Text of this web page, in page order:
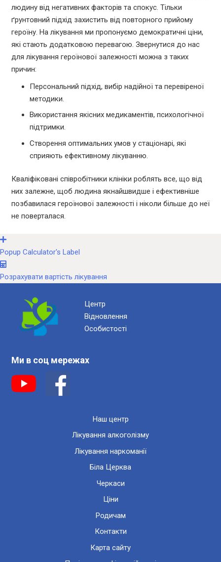
людину від негативних факторів та спокус. Тільки
ґрунтовний підхід захистить від повторного прийому
героїну. На лікування ми пропонуємо демократичні ціни,
які стають додатковою перевагою. Звернутися до нас
для лікування героїнової залежності можна з таких
причин:
Персональний підхід, вибір надійної та перевіреної
методики.
Використання якісних медикаментів, психологічної
підтримки.
Створення оптимальних умов у стаціонарі, які
сприяють ефективному лікуванню.
Кваліфіковані співробітники клініки роблять все, що від
них залежне, щоб людина якнайшвидше і ефективніше
позбавилася героїнової залежності і ніколи більше до неї
не поверталася.
Popup Calculator's Label
Розрахувати вартість лікування
Центр
Відновлення
Особистості
Ми в соц мережах
Наш центр
Лікування алкоголізму
Лікування наркоманії
Біла Церква
Черкаси
Ціни
Родичам
Контакти
Карта сайту